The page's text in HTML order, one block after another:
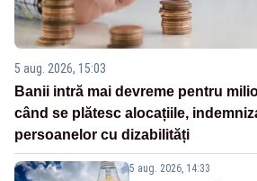
5 aug. 2026, 15:03
Banii intră mai devreme pentru
când se plătesc alocațiile,
persoanelor cu dizabilități
5 aug. 2026, 14:33